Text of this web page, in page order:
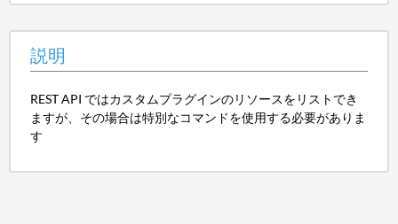
説明
REST API ではカスタムプラグインのリソースをリストでき
ますが、その場合は特別なコマンドを使用する必要がありま
す